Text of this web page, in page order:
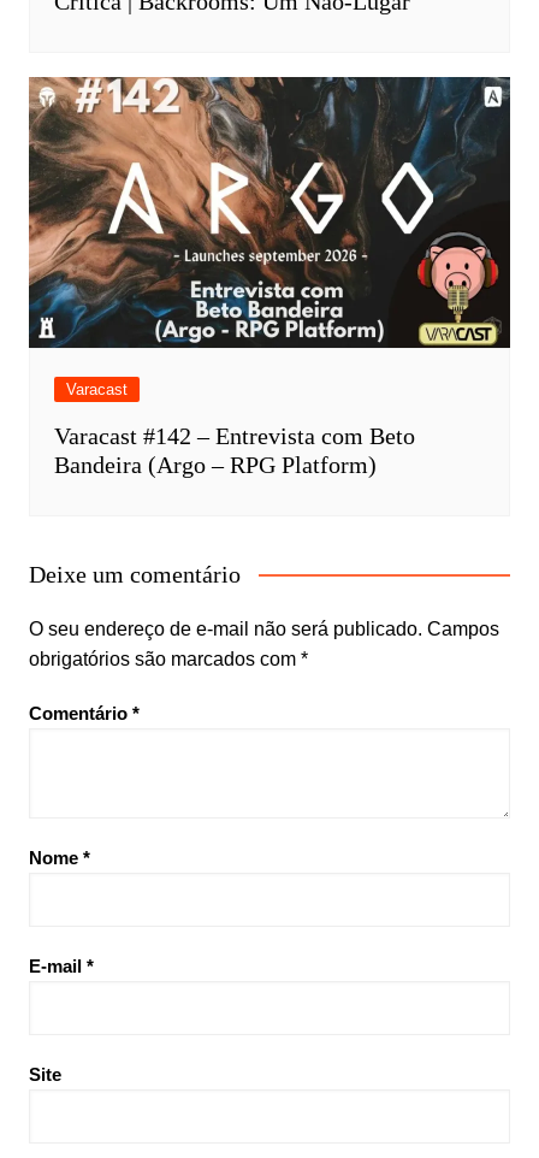
Varacast
Varacast #142 – Entrevista com Beto
Bandeira (Argo – RPG Platform)
Deixe um comentário
O seu endereço de e-mail não será publicado. Campos
obrigatórios são marcados com *
Comentário *
Nome *
E-mail *
Site